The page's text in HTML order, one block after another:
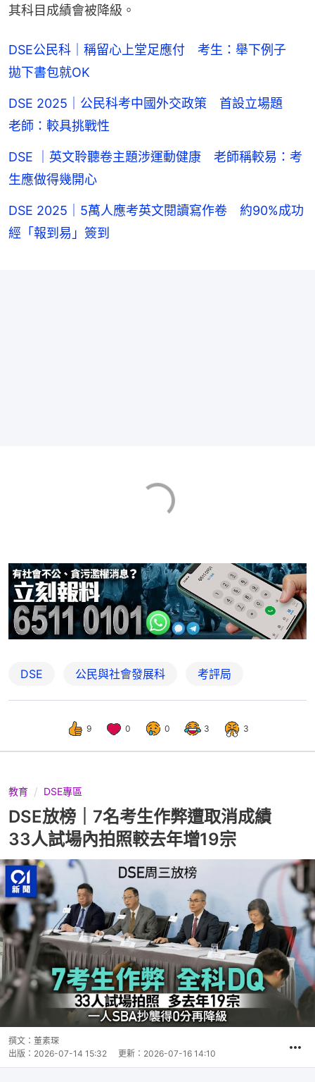
其科目成績會被降級。
DSE公民科｜稱留心上堂足應付 考生：舉下例子
拋下書包就OK
DSE 2025｜公民科考中國外交政策 首設立場題
老師：較具挑戰性
DSE ｜英文聆聽卷主題涉運動健康 老師稱較易：考
生應做得幾開心
DSE 2025｜5萬人應考英文閱讀寫作卷 約90%成功
經「報到易」簽到
DSE 公民與社會發展科 考評局
9 0 0 3 3
教育 DSE專區
DSE放榜｜7名考生作弊遭取消成績
33人試場內拍照較去年增19宗
撰文： 董素琛
出版： 2026-07-14 15:32 更新： 2026-07-16 14:10